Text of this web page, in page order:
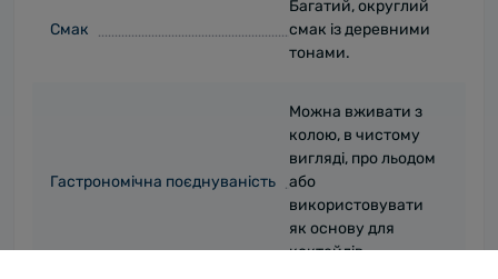
Смак
Багатий, округлий
смак із деревними
тонами.
Гастрономічна поєднуваність
Можна вживати з
колою, в чистому
вигляді, про льодом
або
використовувати
як основу для
коктейлів.